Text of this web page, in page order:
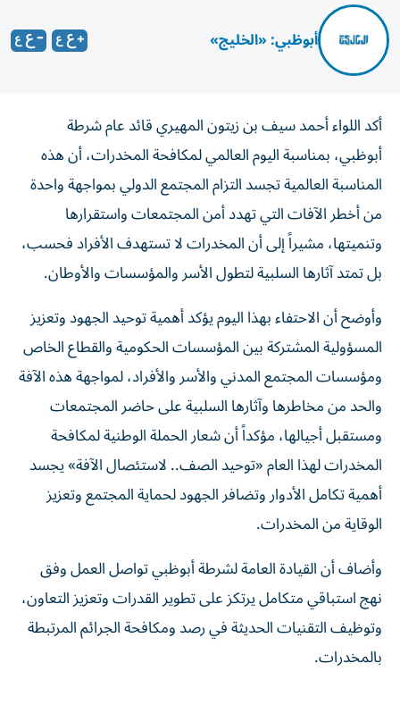
أبوظبي: «الخليج»
أكد اللواء أحمد سيف بن زيتون المهيري قائد عام شرطة
أبوظبي، بمناسبة اليوم العالمي لمكافحة المخدرات، أن هذه
المناسبة العالمية تجسد التزام المجتمع الدولي بمواجهة واحدة
من أخطر الآفات التي تهدد أمن المجتمعات واستقرارها
وتنميتها، مشيراً إلى أن المخدرات لا تستهدف الأفراد فحسب،
بل تمتد آثارها السلبية لتطول الأسر والمؤسسات والأوطان.
وأوضح أن الاحتفاء بهذا اليوم يؤكد أهمية توحيد الجهود وتعزيز
المسؤولية المشتركة بين المؤسسات الحكومية والقطاع الخاص
ومؤسسات المجتمع المدني والأسر والأفراد، لمواجهة هذه الآفة
والحد من مخاطرها وآثارها السلبية على حاضر المجتمعات
ومستقبل أجيالها، مؤكداً أن شعار الحملة الوطنية لمكافحة
المخدرات لهذا العام «توحيد الصف.. لاستئصال الآفة» يجسد
أهمية تكامل الأدوار وتضافر الجهود لحماية المجتمع وتعزيز
الوقاية من المخدرات.
وأضاف أن القيادة العامة لشرطة أبوظبي تواصل العمل وفق
نهج استباقي متكامل يرتكز على تطوير القدرات وتعزيز التعاون،
وتوظيف التقنيات الحديثة في رصد ومكافحة الجرائم المرتبطة
بالمخدرات.